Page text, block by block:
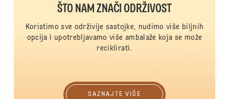
ŠTO NAM ZNAČI ODRŽIVOST
Koristimo sve održivije sastojke, nudimo više biljnih
opcija i upotrebljavamo više ambalaže koja se može
reciklirati.
SAZNAJTE VIŠE